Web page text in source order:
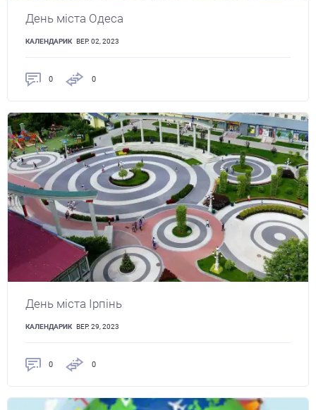
День міста Одеса
КАЛЕНДАРИК ВЕР. 02, 2023
0 0
День міста Ірпінь
КАЛЕНДАРИК ВЕР. 29, 2023
0 0